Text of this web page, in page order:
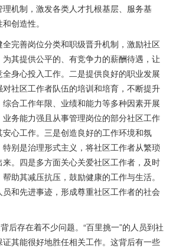
机制，激发各类人才扎根基层、服务基
创造性。
完善岗位分类和职级晋升机制，激励社区
其提供公平的、有竞争力的薪酬待遇，让
身心投入工作。二是提供良好的职业发展
社区工作者队伍的培训和培育，不断提升
合工作年限、业绩和能力等多种因素开展
务能力强且从事管理岗位的部分社区工作
心工作。三是创造良好的工作环境和氛
别是治理形式主义，将社区工作者从繁琐
。四是多方面关心关爱社区工作者，及时
助其减压抗压，鼓励健康的工作与生活。
和先进事迹，形成尊重社区工作者的社会
后存在着不少问题。“百里挑一”的人员到社
其能很好地胜任相关工作。这背后有一些